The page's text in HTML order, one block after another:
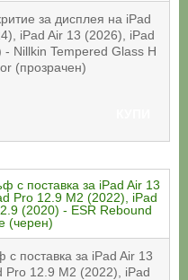
за дисплея на iPad
iPad Air 13 (2026), iPad
Nillkin Tempered Glass H
(прозрачен)
поставка за iPad Air 13
Pro 12.9 M2 (2022), iPad